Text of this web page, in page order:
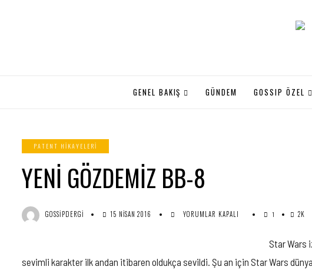
GENEL BAKIŞ GÜNDEM GOSSIP ÖZEL
PATENT HIKAYELERI
YENİ GÖZDEMİZ BB-8
GOSSIPDERGI 15 NISAN 2016
YENİ
YORUMLAR KAPALI 1 2K
Star Wars
sevimli karakter ilk andan itibaren oldukça sevildi. Şu an için Star Wars